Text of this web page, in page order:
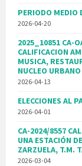
PERIODO MEDIO
2026-04-20
2025_10851 CA-
CALIFICACION
MUSICA,
NUCLEO
2026-04-13
ELECCIONES AL
2026-04-01
CA-2024/8557
UNA ESTACIÓN
ZARZUELA, T.M.
2026-03-04